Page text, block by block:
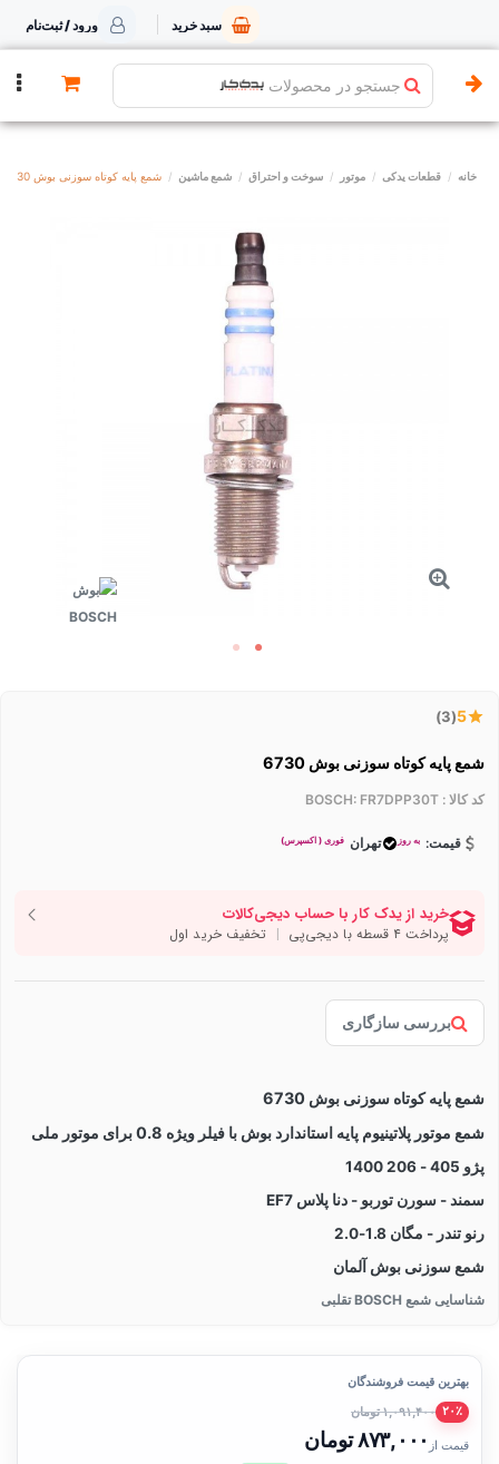
سبد خرید ورود / ثبت‌نام
جستجو در محصولات
خانه قطعات یدکی موتور سوخت و احتراق شمع ماشین شمع پایه کوتاه سوزنی بوش 6730
5
(3)
شمع پایه کوتاه سوزنی بوش 6730
کد کالا : BOSCH: FR7DPP30T
قیمت: به روز تهران فوری ( اکسپرس)
بررسی سازگاری
شمع پایه کوتاه سوزنی بوش 6730
شمع موتور پلاتینیوم پایه استاندارد بوش با فیلر ویژه 0.8 برای موتور ملی
پژو 405 - 206 1400
سمند - سورن توربو - دنا پلاس EF7
رنو تندر - مگان 1.8-2.0
شمع سوزنی بوش آلمان
شناسایی شمع BOSCH تقلبی
بهترین قیمت فروشندگان
۲۰٪ ۱,۰۹۱,۴۰۰ تومان
قیمت از ۸۷۳,۰۰۰ تومان